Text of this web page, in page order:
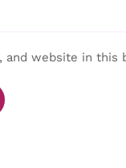
and website in